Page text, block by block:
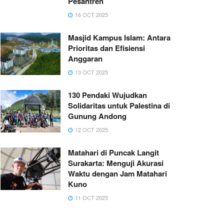
16 OCT 2025
Masjid Kampus Islam: Antara
Prioritas dan Efisiensi
Anggaran
13 OCT 2025
130 Pendaki Wujudkan
Solidaritas untuk Palestina di
Gunung Andong
12 OCT 2025
Matahari di Puncak Langit
Surakarta: Menguji Akurasi
Waktu dengan Jam Matahari
Kuno
11 OCT 2025